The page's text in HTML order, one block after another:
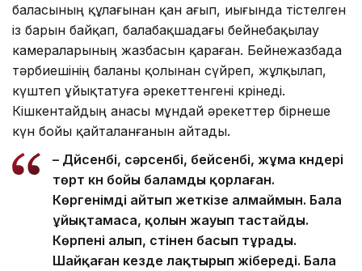
баласының құлағынан қан ағып, иығында тістелген
із барын байқап, балабақшадағы бейнебақылау
камераларының жазбасын қараған. Бейнежазбада
тәрбиешінің баланы қолынан сүйреп, жұлқылап,
күштеп ұйықтатуға әрекеттенгені көрінеді.
Кішкентайдың анасы мұндай әрекеттер бірнеше
күн бойы қайталанғанын айтады.
– Дүйсенбі, сәрсенбі, бейсенбі, жұма күндері
төрт күн бойы баламды қорлаған.
Көргенімді айтып жеткізе алмаймын. Бала
ұйықтамаса, қолын жауып тастайды.
Көрпені алып, үстінен басып тұрады.
Шайқаған кезде лақтырып жібереді. Бала